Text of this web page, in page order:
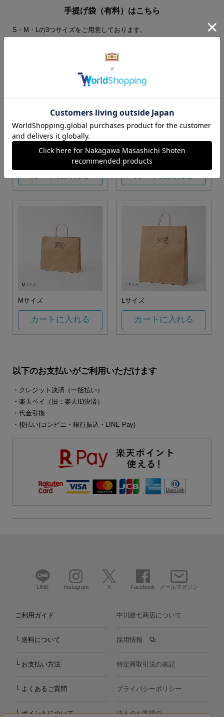
手提げ袋（有料）はこちら
S・M・Lの3つサイズをご用意しております。
S・M・Lサイズより当店に
Sサイズ
Mサイズ
カートに入れる
Lサイズ
カートに入れる
以下のお支払いがご利用いただけます
・クレジット決済（一括払い）
・楽天ペイ（旧：楽天ID決済）
・代金引換
・後払い(コンビニ・銀行振込・LINE Pay)
LINE Instagram X Facebook メールマガジン
ご利用ガイド
└ 送料について
└ お支払い方法
└ よくあるご質問
└ ポイントについて
中川政七商店について
採用情報
特定商取引法の表記
プライバシーポリシー
法人のお客様の